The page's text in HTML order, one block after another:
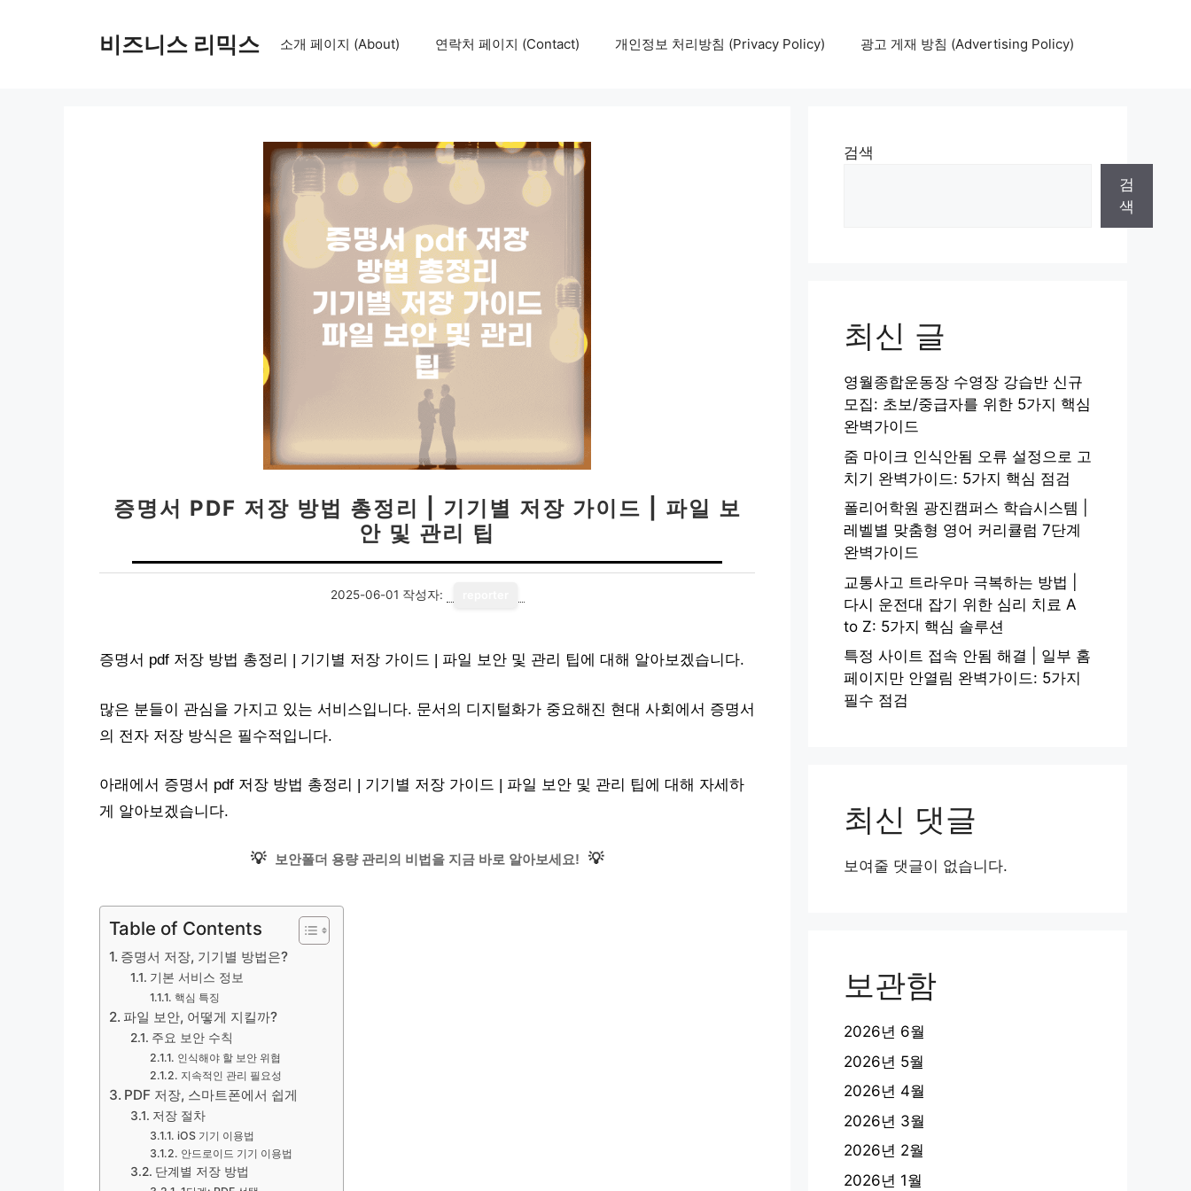
비즈니스 리믹스 소개 페이지 (About) 연락처 페이지 (Contact) 개인정보 처리방침 (Privacy Policy) 광고 게재 방침 (Advertising Policy)
증명서 PDF 저장 방법 총정리 | 기기별 저장 가이드 | 파일 보
안 및 관리 팁
2025-06-01 작성자:
증명서 pdf 저장 방법 총정리 | 기기별 저장 가이드 | 파일 보안 및 관리 팁에 대해 알아보겠습니다.
많은 분들이 관심을 가지고 있는 서비스입니다. 문서의 디지털화가 중요해진 현대 사회에서 증명서
의 전자 저장 방식은 필수적입니다.
아래에서 증명서 pdf 저장 방법 총정리 | 기기별 저장 가이드 | 파일 보안 및 관리 팁에 대해 자세하
게 알아보겠습니다.
💡 보안폴더 용량 관리의 비법을 지금 바로 알아보세요! 💡
Table of Contents
증명서 저장, 기기별 방법은?
기본 서비스 정보
핵심 특징
파일 보안, 어떻게 지킬까?
주요 보안 수칙
인식해야 할 보안 위협
지속적인 관리 필요성
PDF 저장, 스마트폰에서 쉽게
저장 절차
iOS 기기 이용법
안드로이드 기기 이용법
단계별 저장 방법
검색
검
색
최신 글
영월종합운동장 수영장 강습반 신규
모집: 초보/중급자를 위한 5가지 핵심
완벽가이드
줌 마이크 인식안됨 오류 설정으로 고
치기 완벽가이드: 5가지 핵심 점검
폴리어학원 광진캠퍼스 학습시스템 |
레벨별 맞춤형 영어 커리큘럼 7단계
완벽가이드
교통사고 트라우마 극복하는 방법 |
다시 운전대 잡기 위한 심리 치료 A
to Z: 5가지 핵심 솔루션
특정 사이트 접속 안됨 해결 | 일부 홈
페이지만 안열림 완벽가이드: 5가지
필수 점검
최신 댓글
보여줄 댓글이 없습니다.
보관함
2026년 6월
2026년 5월
2026년 4월
2026년 3월
2026년 2월
2026년 1월